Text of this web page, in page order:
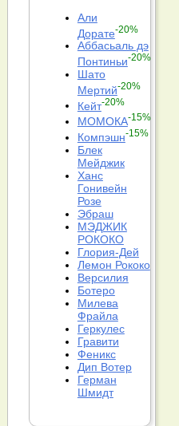
Али
Дорате-20%
Аббасьаль дэ
Понтиньи-20%
Шато
Мертий-20%
Кейт-20%
МОМОКА-15%
Компэшн-15%
Блек
Мейджик
Ханс
Гонивейн
Розе
Эбраш
МЭДЖИК
РОКОКО
Глория-Дей
Лемон Рококо
Версилия
Ботеро
Милева
Фрайла
Геркулес
Гравити
Феникс
Дип Вотер
Герман
Шмидт